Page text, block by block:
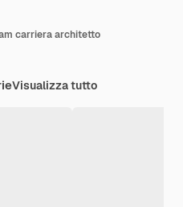
carriera architetto
Visualizza tutto